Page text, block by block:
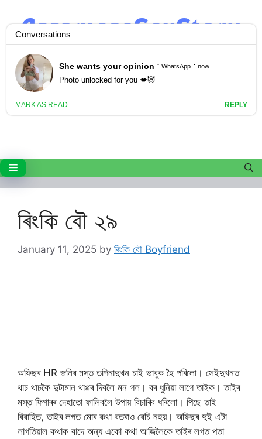
content
Menu
ৰিংকি বৌ ২৯
January 11, 2025 by ৰিংকি বৌ Boyfriend
অফিছৰ HR জনিৰ মস্ত তপিনাদুখন চাই ভাবুক হৈ পৰিলো। সেইদুখনত
থাচ থাচকৈ দুটামান থাপ্পৰ দিবলৈ মন গল। বৰ ধুনিয়া লাগে তাইক। তাইৰ
মস্ত ফিগাৰৰ দেহাতো ফালিবলৈ উপায় বিচাৰিব ধৰিলো। পিছে তাই
বিবাহিত, তাইৰ লগত মোৰ কথা বতৰাও বেচি নহয়। অফিছৰ দুই এটা
লাগতিয়াল কথাক বাদে অন্য একো কথা আজিলৈকে তাইৰ লগত পতা